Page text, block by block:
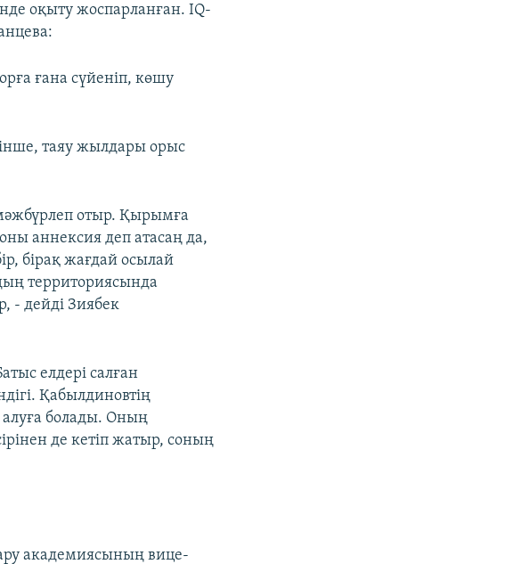
оқыту жоспарланған. IQ-
ғана сүйеніп, көшу
таяу жылдары орыс
отыр. Қырымға
аннексия деп атасаң да,
бірақ жағдай осылай
территориясында
- дейді Зиябек
елдері салған
Қабылдиновтің
болады. Оның
де кетіп жатыр, соның
академиясының вице-